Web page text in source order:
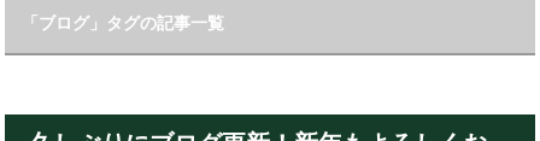
「ブログ」タグの記事一覧